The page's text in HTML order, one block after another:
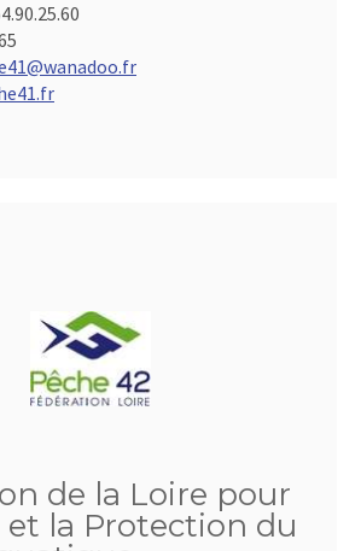
de la Loire pour
et la Protection du